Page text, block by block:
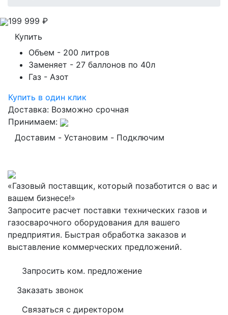
199 999 ₽
Купить
Объем - 200 литров
Заменяет - 27 баллонов по 40л
Газ - Азот
Купить в один клик
Доставка: Возможно срочная
Принимаем:
Доставим - Установим - Подключим
«Газовый поставщик, который позаботится о вас и
вашем бизнесе!»
Запросите расчет поставки технических газов и
газосварочного оборудования для вашего
предприятия. Быстрая обработка заказов и
выставление коммерческих предложений.
Запросить ком. предложение
Заказать звонок
Связаться с директором